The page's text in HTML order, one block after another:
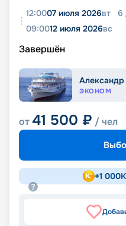
12:0007 июля 2026вт 6
09:0012 июля 2026вс
Завершён
ЭКОНОМ
от41 500 ₽ / чел
+1 000